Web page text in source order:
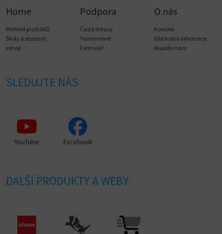
Home
Přehled produktů
Školy a studenti
eshop
Podpora
Časté dotazy
Teamviewer
Formulář
O nás
Kontakt
Obchodní informace
Napište nám
SLEDUJTE NÁS
YouTube Facebook
DALŠÍ PRODUKTY A WEBY